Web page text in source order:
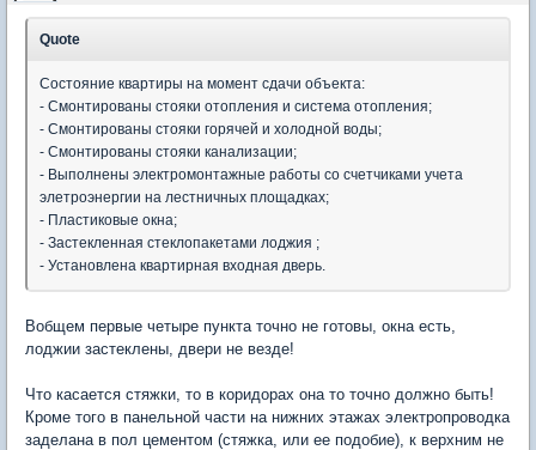
Quote
Состояние квартиры на момент сдачи объекта:
- Смонтированы стояки отопления и система отопления;
- Смонтированы стояки горячей и холодной воды;
- Смонтированы стояки канализации;
- Выполнены электромонтажные работы со счетчиками учета
элетроэнергии на лестничных площадках;
- Пластиковые окна;
- Застекленная стеклопакетами лоджия ;
- Установлена квартирная входная дверь.
Вобщем первые четыре пункта точно не готовы, окна есть,
лоджии застеклены, двери не везде!
Что касается стяжки, то в коридорах она то точно должно быть!
Кроме того в панельной части на нижних этажах электропроводка
заделана в пол цементом (стяжка, или ее подобие), к верхним не